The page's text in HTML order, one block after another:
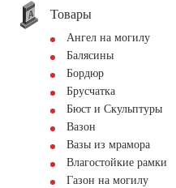
Товары
Ангел на могилу
Балясины
Бордюр
Брусчатка
Бюст и Скульптуры
Вазон
Вазы из мрамора
Влагостойкие рамки
Газон на могилу